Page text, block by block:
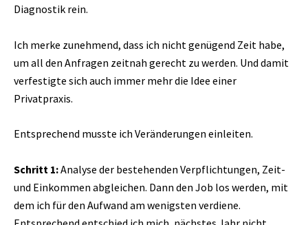
Diagnostik rein.
Ich merke zunehmend, dass ich nicht genügend Zeit habe,
um all den Anfragen zeitnah gerecht zu werden. Und damit
verfestigte sich auch immer mehr die Idee einer
Privatpraxis.
Entsprechend musste ich Veränderungen einleiten.
Schritt 1:Analyse der bestehenden Verpflichtungen, Zeit-
und Einkommen abgleichen. Dann den Job los werden, mit
dem ich für den Aufwand am wenigsten verdiene.